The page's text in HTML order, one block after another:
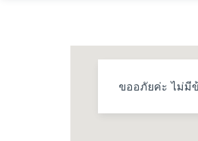
ขออภัยค่ะ ไม่มี